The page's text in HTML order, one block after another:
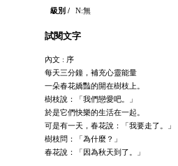
級別 /
N:無
試閱文字
內文 : 序
每天三分鐘，補充心靈能量
一朵春花嬌豔的開在樹枝上。
樹枝說：「我們戀愛吧。」
於是它們快樂的生活在一起。
可是有一天，春花說：「我要走了。」
樹枝問：「為什麼？」
春花說：「因為秋天到了。」